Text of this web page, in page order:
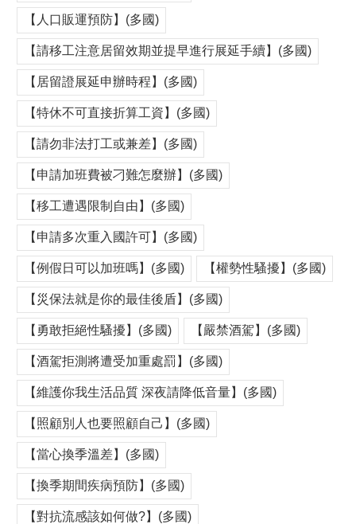
【人口販運預防】(多國)
【請移工注意居留效期並提早進行展延手續】(多國)
【居留證展延申辦時程】(多國)
【特休不可直接折算工資】(多國)
【請勿非法打工或兼差】(多國)
【申請加班費被刁難怎麼辦】(多國)
【移工遭遇限制自由】(多國)
【申請多次重入國許可】(多國)
【例假日可以加班嗎】(多國) 【權勢性騷擾】(多國)
【災保法就是你的最佳後盾】(多國)
【勇敢拒絕性騷擾】(多國) 【嚴禁酒駕】(多國)
【酒駕拒測將遭受加重處罰】(多國)
【維護你我生活品質 深夜請降低音量】(多國)
【照顧別人也要照顧自己】(多國)
【當心換季溫差】(多國)
【換季期間疾病預防】(多國)
【對抗流感該如何做?】(多國)